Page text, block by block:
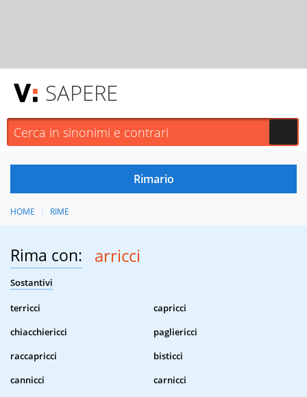
SAPERE
HOME RIME
Rima con: arricci
Sostantivi
terricci
capricci
chiacchiericci
pagliericci
raccapricci
bisticci
cannicci
carnicci